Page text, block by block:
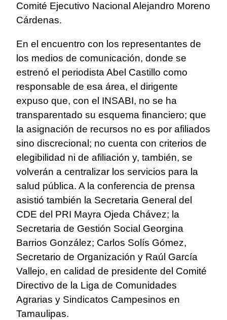
Comité Ejecutivo Nacional Alejandro Moreno
Cárdenas.
En el encuentro con los representantes de
los medios de comunicación, donde se
estrenó el periodista Abel Castillo como
responsable de esa área, el dirigente
expuso que, con el INSABI, no se ha
transparentado su esquema financiero; que
la asignación de recursos no es por afiliados
sino discrecional; no cuenta con criterios de
elegibilidad ni de afiliación y, también, se
volverán a centralizar los servicios para la
salud pública. A la conferencia de prensa
asistió también la Secretaria General del
CDE del PRI Mayra Ojeda Chávez; la
Secretaria de Gestión Social Georgina
Barrios González; Carlos Solís Gómez,
Secretario de Organización y Raúl García
Vallejo, en calidad de presidente del Comité
Directivo de la Liga de Comunidades
Agrarias y Sindicatos Campesinos en
Tamaulipas.